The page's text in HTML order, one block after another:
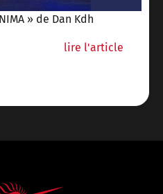
» de Dan Kdh
lire l'article